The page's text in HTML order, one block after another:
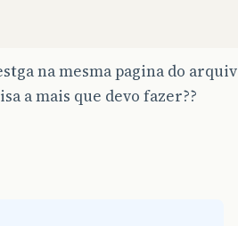
na mesma pagina do
a mais que devo fazer??